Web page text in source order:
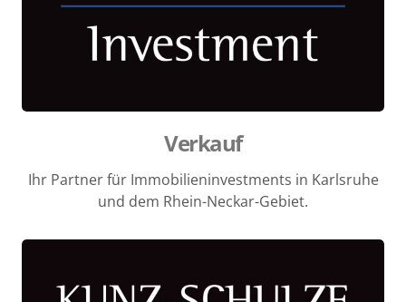
Verkauf
Ihr Partner für Immobilieninvestments in Karlsruhe
und dem Rhein-Neckar-Gebiet.